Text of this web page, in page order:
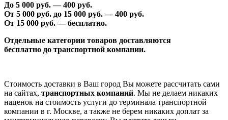
До 5 000 руб. —400 руб.
От 5 000 руб. до 15 000 руб. —400 руб.
От 15 000 руб. — бесплатно.
Отдельные категории товаров доставляются
бесплатно до транспортной компании.
Стоимость доставки в Ваш город Вы можете рассчитать сами
на сайтах, транспортных компаний. Мы не делаем никаких
наценок на стоимость услуги до терминала транспортной
компании в г. Москве, а также не берем никаких доплат за